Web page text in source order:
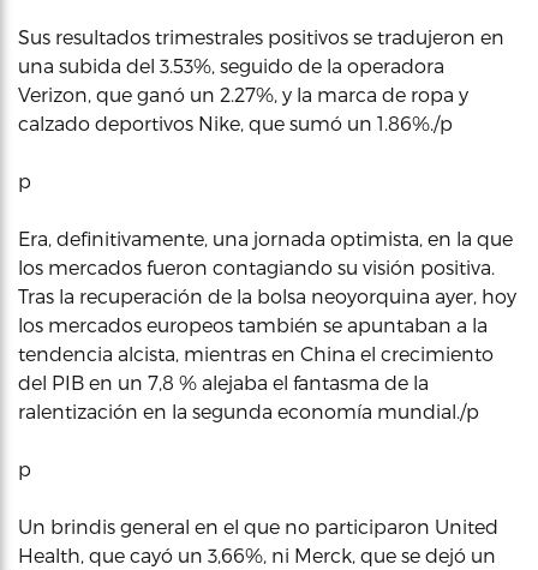
Sus resultados trimestrales positivos se tradujeron en
una subida del 3.53%, seguido de la operadora
Verizon, que ganó un 2.27%, y la marca de ropa y
calzado deportivos Nike, que sumó un 1.86%./p
p
Era, definitivamente, una jornada optimista, en la que
los mercados fueron contagiando su visión positiva.
Tras la recuperación de la bolsa neoyorquina ayer, hoy
los mercados europeos también se apuntaban a la
tendencia alcista, mientras en China el crecimiento
del PIB en un 7,8 % alejaba el fantasma de la
ralentización en la segunda economía mundial./p
p
Un brindis general en el que no participaron United
Health, que cayó un 3,66%, ni Merck, que se dejó un